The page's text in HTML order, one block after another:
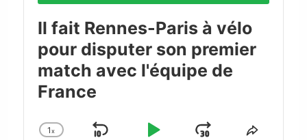
Il fait Rennes-Paris à vélo
pour disputer son premier
match avec l'équipe de
France
Change
1x Share